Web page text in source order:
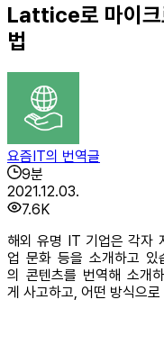
Lattice로 마이크
법
요즘IT의 번역글
9분
2021.12.03.
7.6K
해외 유명 IT 기업은 각자
업 문화 등을 소개하고
의 콘텐츠를 번역해 소개
게 사고하고, 어떤 방식으